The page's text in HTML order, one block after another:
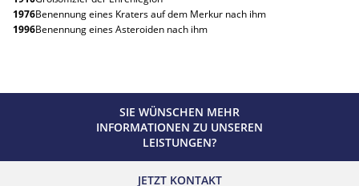
1976Benennung eines Kraters auf dem Merkur nach ihm
1996Benennung eines Asteroiden nach ihm
SIE WÜNSCHEN MEHR
INFORMATIONEN ZU UNSEREN
LEISTUNGEN?
JETZT KONTAKT